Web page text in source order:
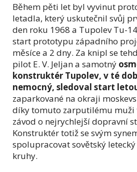
Během pěti let byl vyvinut
letadla, který uskutečnil svůj
den roku 1968 a Tupolev Tu-
start prototypu západního
měsíce a 2 dny. Za knipl se
pilot E. V. Jeljan a samotný
konstruktér Tupolev, v té
nemocný, sledoval start
zaparkované na okraji
díky tomuto zarputilému muži
závod o nejrychlejší dopravní
Konstruktér totiž se svým
spolupracovat sovětský
kruhy.